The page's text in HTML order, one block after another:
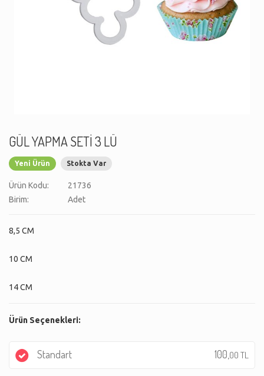
GÜL YAPMA SETİ 3 LÜ
Yeni Ürün Stokta Var
Ürün Kodu:
21736
Birim:
Adet
8,5 CM
10 CM
14 CM
Ürün Seçenekleri:
Standart 100, 00 TL